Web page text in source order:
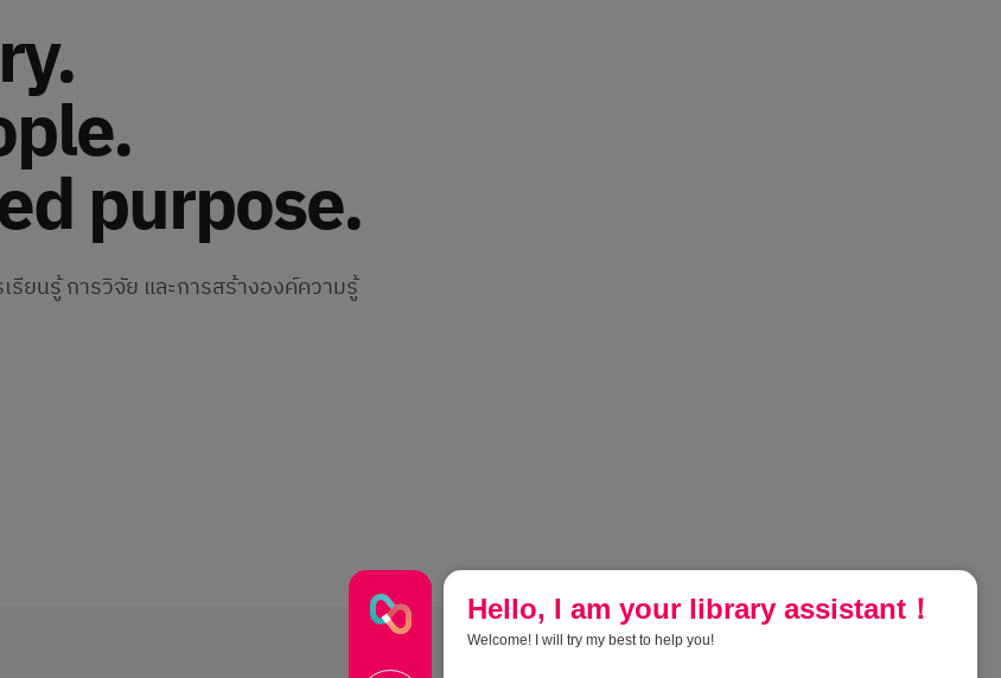
purpose.
ยนรู้ การวิจัย และการสร้างองค์ความรู้
Hello, I am your library assistant！
Welcome! I will try my best to help you!